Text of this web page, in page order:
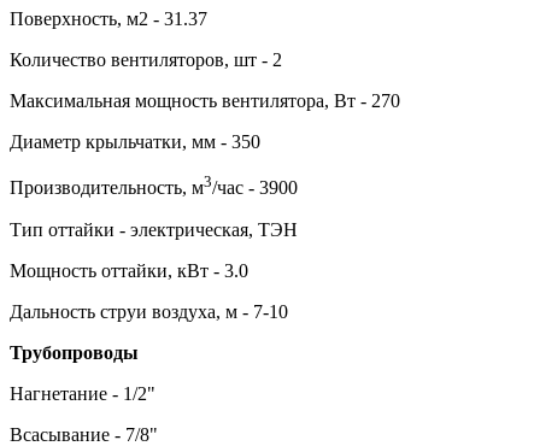
Поверхность, м2 - 31.37
Количество вентиляторов, шт - 2
Максимальная мощность вентилятора, Вт - 270
Диаметр крыльчатки, мм - 350
Производительность, м3/час - 3900
Тип оттайки - электрическая, ТЭН
Мощность оттайки, кВт - 3.0
Дальность струи воздуха, м - 7-10
Трубопроводы
Нагнетание - 1/2"
Всасывание - 7/8"